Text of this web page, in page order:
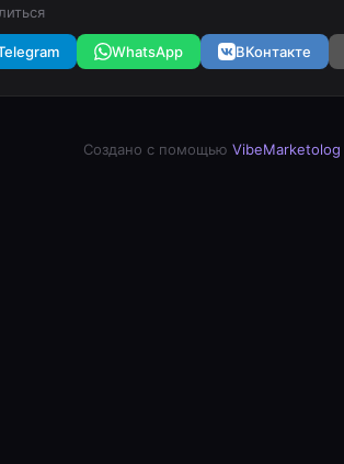
WhatsApp ВКонтакте
Создано с помощью VibeMarketolog